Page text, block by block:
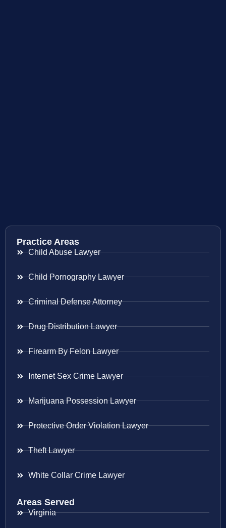
Practice Areas
Child Abuse Lawyer
Child Pornography Lawyer
Criminal Defense Attorney
Drug Distribution Lawyer
Firearm By Felon Lawyer
Internet Sex Crime Lawyer
Marijuana Possession Lawyer
Protective Order Violation Lawyer
Theft Lawyer
White Collar Crime Lawyer
Areas Served
Virginia